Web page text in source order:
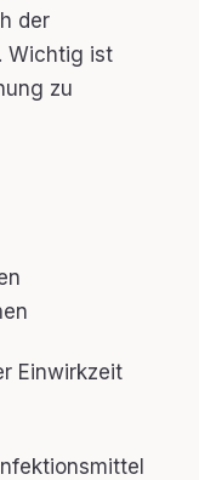
der
Wichtig ist
zu
Einwirkzeit